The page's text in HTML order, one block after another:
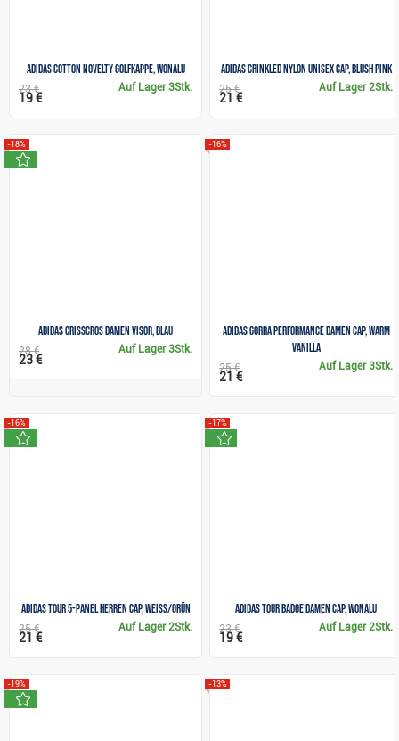
Adidas Cotton Novelty Golfkappe, wonalu
Auf Lager3Stk.
23 €
19 €
Adidas Crinkled Nylon Unisex Cap, blush pink
Auf Lager2Stk.
25 €
21 €
Adidas Crisscros Damen Visor, blau
-18%
Auf Lager3Stk.
28 €
23 €
Adidas Gorra Performance Damen Cap, warm
vanilla
-16%
Auf Lager3Stk.
25 €
21 €
Adidas Tour 5-panel Herren Cap, weiss/grün
-16%
Auf Lager2Stk.
25 €
21 €
Adidas Tour Badge Damen Cap, wonalu
-17%
Auf Lager2Stk.
23 €
19 €
-19% -13%